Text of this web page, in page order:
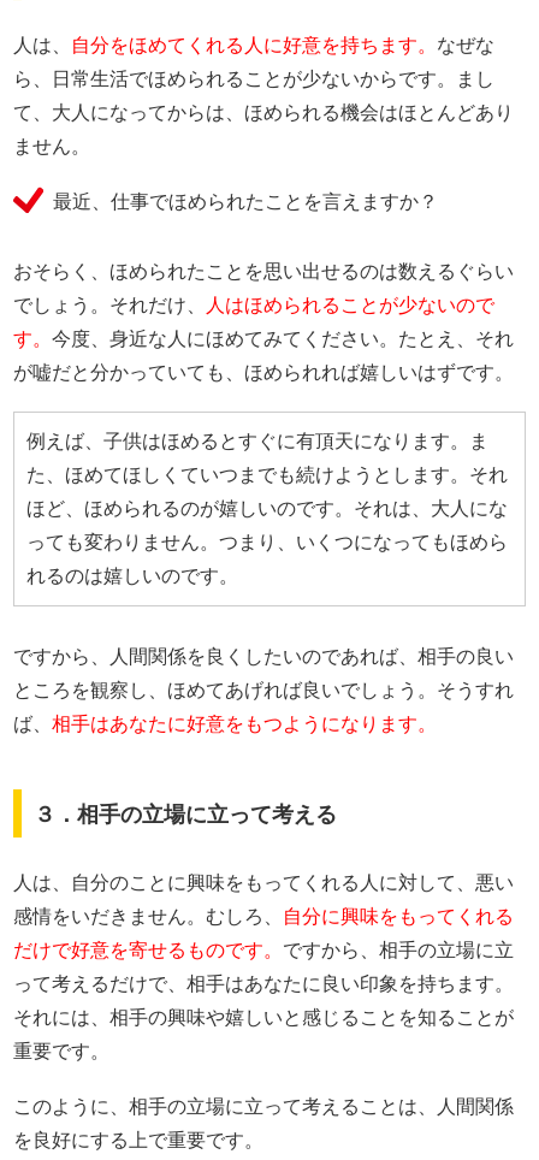
人は、 自分をほめてくれる人に好意を持ちます。 なぜな
ら、日常生活でほめられることが少ないからです。まし
て、大人になってからは、ほめられる機会はほとんどあり
ません。
最近、仕事でほめられたことを言えますか？
おそらく、ほめられたことを思い出せるのは数えるぐらい
でしょう。それだけ、
人はほめられることが少ないので
す。今度、身近な人にほめてみてください。たとえ、それ
が嘘だと分かっていても、ほめられれば嬉しいはずです。
例えば、子供はほめるとすぐに有頂天になります。ま
た、ほめてほしくていつまでも続けようとします。それ
ほど、ほめられるのが嬉しいのです。それは、大人にな
っても変わりません。つまり、いくつになってもほめら
れるのは嬉しいのです。
ですから、人間関係を良くしたいのであれば、相手の良い
ところを観察し、ほめてあげれば良いでしょう。そうすれ
ば、相手はあなたに好意をもつようになります。
３．相手の立場に立って考える
人は、自分のことに興味をもってくれる人に対して、悪い
感情をいだきません。むしろ、
自分に興味をもってくれる
だけで好意を寄せるものです。 ですから、相手の立場に立
って考えるだけで、相手はあなたに良い印象を持ちます。
それには、相手の興味や嬉しいと感じることを知ることが
重要です。
このように、相手の立場に立って考えることは、人間関係
を良好にする上で重要です。